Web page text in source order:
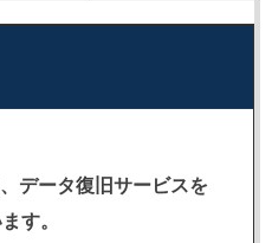
データ復旧サービスを
す。